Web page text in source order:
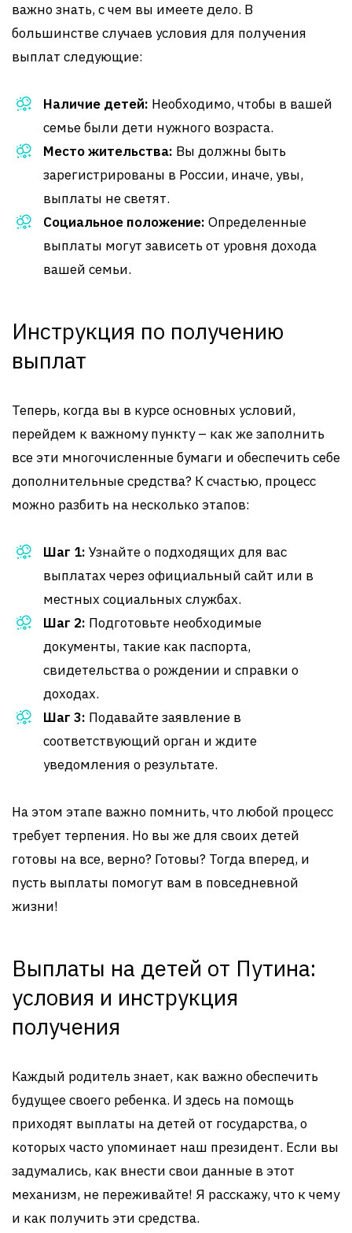
важно знать, с чем вы имеете дело. В
большинстве случаев условия для получения
выплат следующие:
Наличие детей: Необходимо, чтобы в вашей
семье были дети нужного возраста.
Место жительства: Вы должны быть
зарегистрированы в России, иначе, увы,
выплаты не светят.
Социальное положение: Определенные
выплаты могут зависеть от уровня дохода
вашей семьи.
Инструкция по получению
выплат
Теперь, когда вы в курсе основных условий,
перейдем к важному пункту – как же заполнить
все эти многочисленные бумаги и обеспечить себе
дополнительные средства? К счастью, процесс
можно разбить на несколько этапов:
Шаг 1: Узнайте о подходящих для вас
выплатах через официальный сайт или в
местных социальных службах.
Шаг 2: Подготовьте необходимые
документы, такие как паспорта,
свидетельства о рождении и справки о
доходах.
Шаг 3: Подавайте заявление в
соответствующий орган и ждите
уведомления о результате.
На этом этапе важно помнить, что любой процесс
требует терпения. Но вы же для своих детей
готовы на все, верно? Готовы? Тогда вперед, и
пусть выплаты помогут вам в повседневной
жизни!
Выплаты на детей от Путина:
условия и инструкция
получения
Каждый родитель знает, как важно обеспечить
будущее своего ребенка. И здесь на помощь
приходят выплаты на детей от государства, о
которых часто упоминает наш президент. Если вы
задумались, как внести свои данные в этот
механизм, не переживайте! Я расскажу, что к чему
и как получить эти средства.